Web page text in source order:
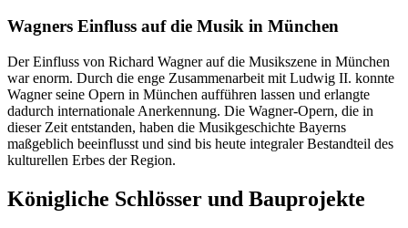
Wagners Einfluss auf die Musik in München
Der Einfluss von Richard Wagner auf die Musikszene in München
war enorm. Durch die enge Zusammenarbeit mit Ludwig II. konnte
Wagner seine Opern in München aufführen lassen und erlangte
dadurch internationale Anerkennung. Die Wagner-Opern, die in
dieser Zeit entstanden, haben die Musikgeschichte Bayerns
maßgeblich beeinflusst und sind bis heute integraler Bestandteil des
kulturellen Erbes der Region.
Königliche Schlösser und Bauprojekte